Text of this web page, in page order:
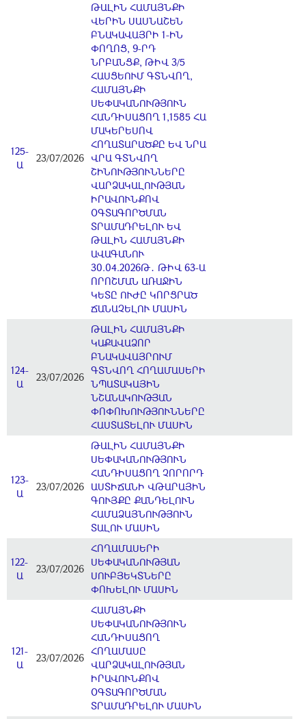
125-
Ա
23/07/2026
ԹԱԼԻՆ ՀԱՄԱՅՆՔԻ
ՎԵՐԻՆ ՍԱՍՆԱՇԵՆ
ԲՆԱԿԱՎԱՅՐԻ 1-ԻՆ
ՓՈՂՈՑ, 9-ՐԴ
ՆՐԲԱՆՑՔ, ԹԻՎ 3/5
ՀԱՍՑԵՈՒՄ ԳՏՆՎՈՂ,
ՀԱՄԱՅՆՔԻ
ՍԵՓԱԿԱՆՈՒԹՅՈՒՆ
ՀԱՆԴԻՍԱՑՈՂ 1,1585 ՀԱ
ՄԱԿԵՐԵՍՈՎ
ՀՈՂԱՏԱՐԱԾՔԸ ԵՎ ՆՐԱ
ՎՐԱ ԳՏՆՎՈՂ
ՇԻՆՈՒԹՅՈՒՆՆԵՐԸ
ՎԱՐՁԱԿԱԼՈՒԹՅԱՆ
ԻՐԱՎՈՒՆՔՈՎ
ՕԳՏԱԳՈՐԾՄԱՆ
ՏՐԱՄԱԴՐԵԼՈՒ ԵՎ
ԹԱԼԻՆ ՀԱՄԱՅՆՔԻ
ԱՎԱԳԱՆՈՒ
30.04.2026Թ․ ԹԻՎ 63-Ա
ՈՐՈՇՄԱՆ ԱՌԱՋԻՆ
ԿԵՏԸ ՈՒԺԸ ԿՈՐՑՐԱԾ
ՃԱՆԱՉԵԼՈՒ ՄԱՍԻՆ
124-
Ա
23/07/2026
ԹԱԼԻՆ ՀԱՄԱՅՆՔԻ
ԿԱՔԱՎԱՁՈՐ
ԲՆԱԿԱՎԱՅՐՈՒՄ
ԳՏՆՎՈՂ ՀՈՂԱՄԱՍԵՐԻ
ՆՊԱՏԱԿԱՅԻՆ
ՆՇԱՆԱԿՈՒԹՅԱՆ
ՓՈՓՈԽՈՒԹՅՈՒՆՆԵՐԸ
ՀԱՍՏԱՏԵԼՈՒ ՄԱՍԻՆ
123-
Ա
23/07/2026
ԹԱԼԻՆ ՀԱՄԱՅՆՔԻ
ՍԵՓԱԿԱՆՈՒԹՅՈՒՆ
ՀԱՆԴԻՍԱՑՈՂ ՉՈՐՈՐԴ
ԱՍՏԻՃԱՆԻ ՎԹԱՐԱՅԻՆ
ԳՈՒՅՔԸ ՔԱՆԴԵԼՈՒՆ
ՀԱՄԱՁԱՅՆՈՒԹՅՈՒՆ
ՏԱԼՈՒ ՄԱՍԻՆ
122-
Ա
23/07/2026
ՀՈՂԱՄԱՍԵՐԻ
ՍԵՓԱԿԱՆՈՒԹՅԱՆ
ՍՈՒԲՅԵԿՏՆԵՐԸ
ՓՈԽԵԼՈՒ ՄԱՍԻՆ
121-
Ա
23/07/2026
ՀԱՄԱՅՆՔԻ
ՍԵՓԱԿԱՆՈՒԹՅՈՒՆ
ՀԱՆԴԻՍԱՑՈՂ
ՀՈՂԱՄԱՍԸ
ՎԱՐՁԱԿԱԼՈՒԹՅԱՆ
ԻՐԱՎՈՒՆՔՈՎ
ՕԳՏԱԳՈՐԾՄԱՆ
ՏՐԱՄԱԴՐԵԼՈՒ ՄԱՍԻՆ